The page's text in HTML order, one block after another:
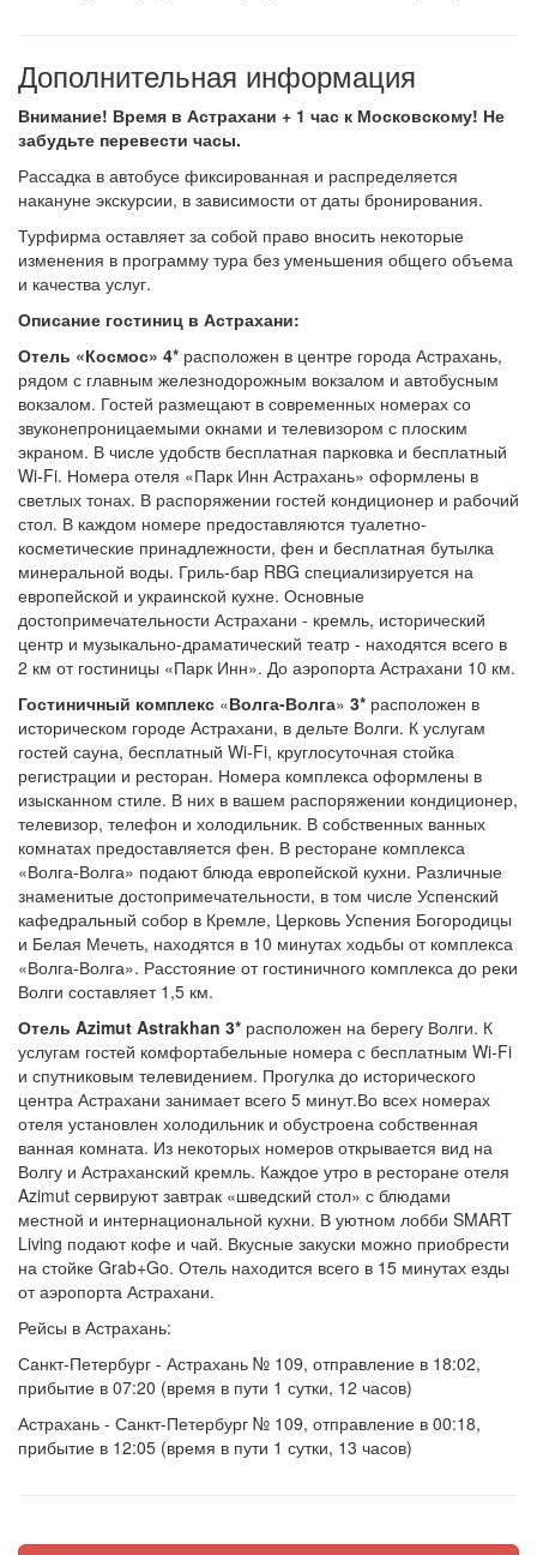
Дополнительная информация
Внимание! Время в Астрахани + 1 час к Московскому! Не
забудьте перевести часы.
Рассадка в автобусе фиксированная и распределяется
накануне экскурсии, в зависимости от даты бронирования.
Турфирма оставляет за собой право вносить некоторые
изменения в программу тура без уменьшения общего объема
и качества услуг.
Описание гостиниц в Астрахани:
Отель «Космос» 4* расположен в центре города Астрахань,
рядом с главным железнодорожным вокзалом и автобусным
вокзалом. Гостей размещают в современных номерах со
звуконепроницаемыми окнами и телевизором с плоским
экраном. В числе удобств бесплатная парковка и бесплатный
Wi-Fi. Номера отеля «Парк Инн Астрахань» оформлены в
светлых тонах. В распоряжении гостей кондиционер и рабочий
стол. В каждом номере предоставляются туалетно-
косметические принадлежности, фен и бесплатная бутылка
минеральной воды. Гриль-бар RBG специализируется на
европейской и украинской кухне. Основные
достопримечательности Астрахани - кремль, исторический
центр и музыкально-драматический театр - находятся всего в
2 км от гостиницы «Парк Инн». До аэропорта Астрахани 10 км.
Гостиничный комплекс «Волга-Волга» 3* расположен в
историческом городе Астрахани, в дельте Волги. К услугам
гостей сауна, бесплатный Wi-Fi, круглосуточная стойка
регистрации и ресторан. Номера комплекса оформлены в
изысканном стиле. В них в вашем распоряжении кондиционер,
телевизор, телефон и холодильник. В собственных ванных
комнатах предоставляется фен. В ресторане комплекса
«Волга-Волга» подают блюда европейской кухни. Различные
знаменитые достопримечательности, в том числе Успенский
кафедральный собор в Кремле, Церковь Успения Богородицы
и Белая Мечеть, находятся в 10 минутах ходьбы от комплекса
«Волга-Волга». Расстояние от гостиничного комплекса до реки
Волги составляет 1,5 км.
Отель Azimut Astrakhan 3* расположен на берегу Волги. К
услугам гостей комфортабельные номера с бесплатным Wi-Fi
и спутниковым телевидением. Прогулка до исторического
центра Астрахани занимает всего 5 минут.Во всех номерах
отеля установлен холодильник и обустроена собственная
ванная комната. Из некоторых номеров открывается вид на
Волгу и Астраханский кремль. Каждое утро в ресторане отеля
Azimut сервируют завтрак «шведский стол» с блюдами
местной и интернациональной кухни. В уютном лобби SMART
Living подают кофе и чай. Вкусные закуски можно приобрести
на стойке Grab+Go. Отель находится всего в 15 минутах езды
от аэропорта Астрахани.
Рейсы в Астрахань:
Санкт-Петербург - Астрахань № 109, отправление в 18:02,
прибытие в 07:20 (время в пути 1 сутки, 12 часов)
Астрахань - Санкт-Петербург № 109, отправление в 00:18,
прибытие в 12:05 (время в пути 1 сутки, 13 часов)